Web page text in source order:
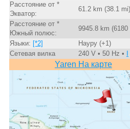
Расстояние от *
Экватор:
61.2 km (38.1 mi)
Расстояние от *
Южный полюс:
9945.8 km (6180
Языки: [*2]
Науру (+1)
Сетевая вилка
240 V • 50 Hz •
Yaren На карте